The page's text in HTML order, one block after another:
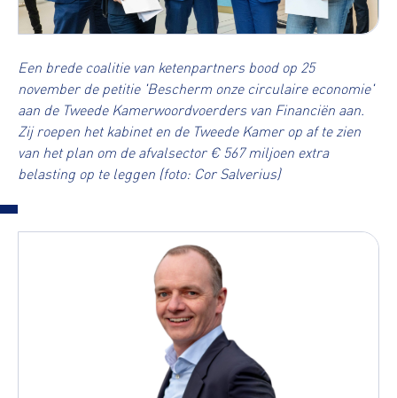
Een brede coalitie van ketenpartners bood op 25
november de petitie 'Bescherm onze circulaire economie'
aan de Tweede Kamerwoordvoerders van Financiën aan.
Zij roepen het kabinet en de Tweede Kamer op af te zien
van het plan om de afvalsector € 567 miljoen extra
belasting op te leggen (foto: Cor Salverius)